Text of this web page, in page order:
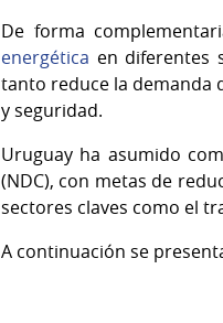
De forma
energética en diferentes
tanto reduce la demanda
y seguridad.
Uruguay ha asumido
(NDC), con metas de
sectores claves como el
A continuación se